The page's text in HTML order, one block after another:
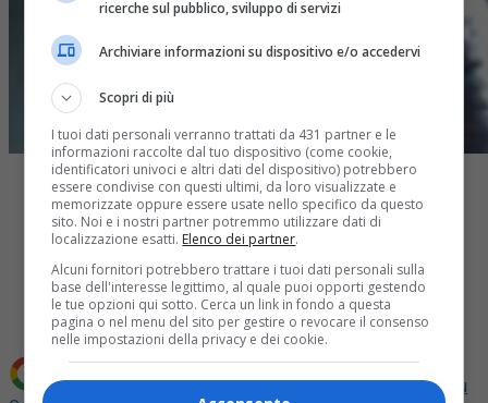
Share
Tweet
Aggiungi La Provincia di Biella come Fonte preferita su
ricerche sul pubblico, sviluppo di servizi
Archiviare informazioni su dispositivo e/o accedervi
Scopri di più
I tuoi dati personali verranno trattati da 431 partner e le
informazioni raccolte dal tuo dispositivo (come cookie,
identificatori univoci e altri dati del dispositivo) potrebbero
essere condivise con questi ultimi, da loro visualizzate e
memorizzate oppure essere usate nello specifico da questo
sito. Noi e i nostri partner potremmo utilizzare dati di
localizzazione esatti. Elenco dei partner.
Alcuni fornitori potrebbero trattare i tuoi dati personali sulla
base dell'interesse legittimo, al quale puoi opporti gestendo
le tue opzioni qui sotto. Cerca un link in fondo a questa
pagina o nel menu del sito per gestire o revocare il consenso
nelle impostazioni della privacy e dei cookie.